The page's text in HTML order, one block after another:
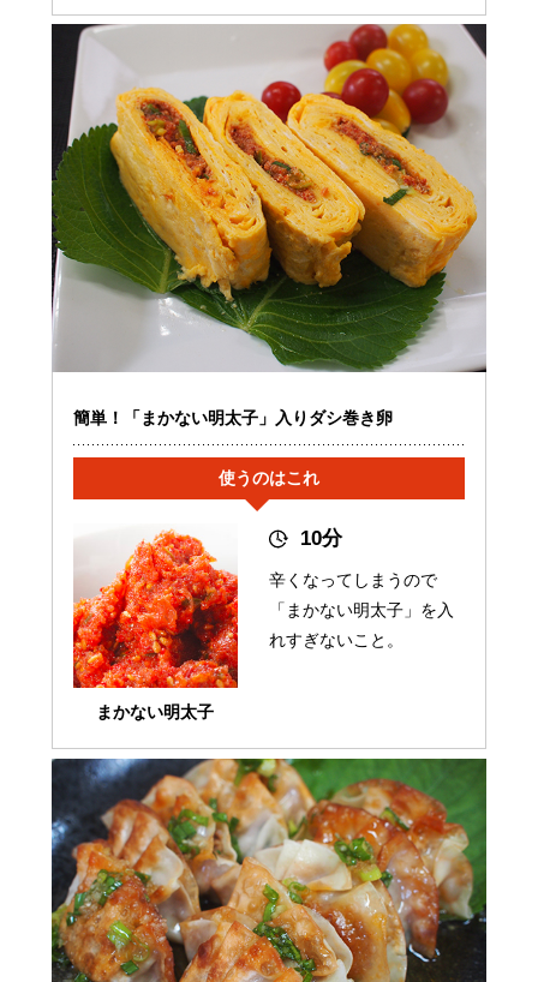
簡単！「まかない明太子」入りダシ巻き卵
使うのはこれ
まかない明太子
10分
辛くなってしまうので
「まかない明太子」を入
れすぎないこと。